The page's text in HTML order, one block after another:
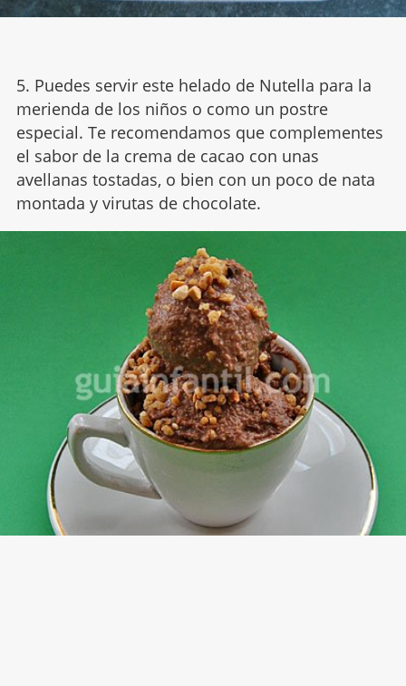
5. Puedes servir este helado de Nutella para la
merienda de los niños o como un postre
especial. Te recomendamos que complementes
el sabor de la crema de cacao con unas
avellanas tostadas, o bien con un poco de nata
montada y virutas de chocolate.